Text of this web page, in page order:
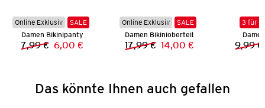
Online Exklusiv
SALE
Damen Bikinipanty
Vorheriger Preis:
7,99 € Neuer Preis:
6,00 €
Online Exklusiv
SALE
Damen Bikinioberteil
Vorheriger Preis:
17,99 € Neuer Preis:
14,00 €
3 für 2
9,99 €
Das könnte Ihnen auch gefallen